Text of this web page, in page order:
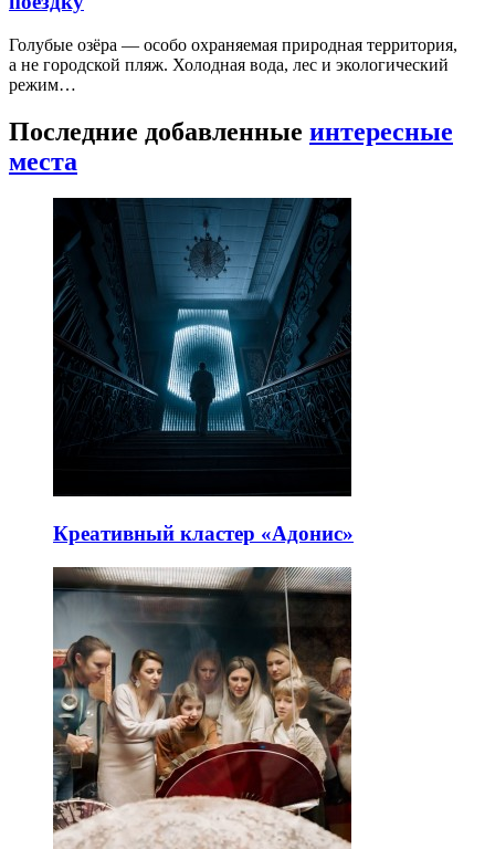
Голубые озёра — особо охраняемая природная территория,
а не городской пляж. Холодная вода, лес и экологический
режим…
Последние добавленные интересные
места
Креативный кластер «Адонис»